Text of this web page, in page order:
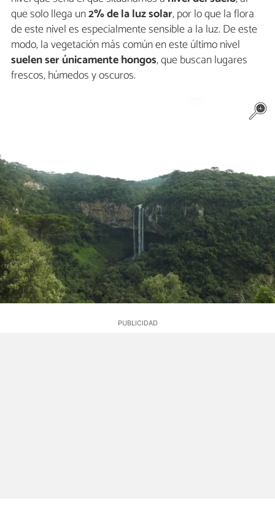
que solo llega un2% de la luz solar, por lo que la flora
de este nivel es especialmente sensible a la luz. De este
modo, la vegetación más común en este último nivel
suelen ser únicamente hongos, que buscan lugares
frescos, húmedos y oscuros.